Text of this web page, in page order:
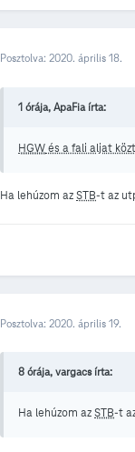
Posztolva: 2020. április 18.
1 órája, ApaFia írta:
HGWés a fali aljat
Ha lehúzom azSTB-t az
Posztolva: 2020. április 19.
8 órája, vargacs írta:
Ha lehúzom azSTB-t